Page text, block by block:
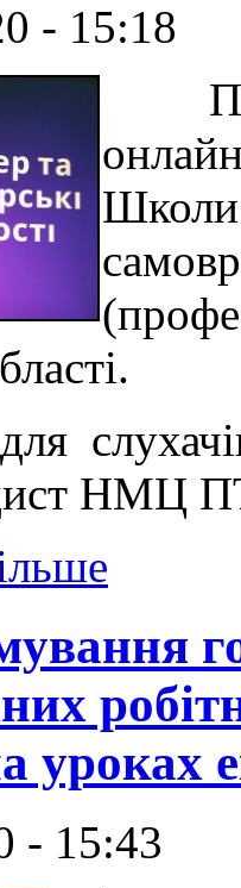
- 15:18
Під
Школи
НМЦ
уроках
- 15:43